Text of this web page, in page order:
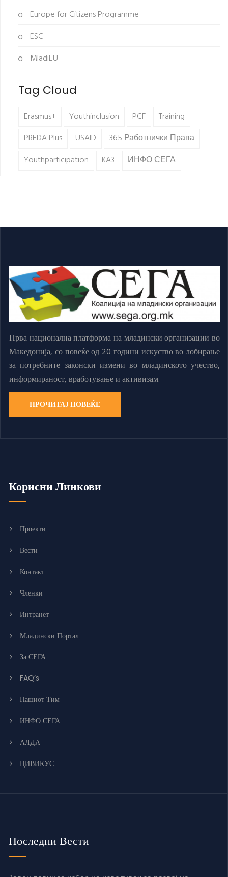
Europe for Citizens Programme
ESC
MladiEU
Tag Cloud
Erasmus+ Youthinclusion PCF
Training
PREDA Plus
USAID
365 Работнички Права
Youthparticipation
KA3 ИНФО СЕГА
Прва национална платформа на младински организации во
Македонија, со повеќе од 20 години искуство во лобирање
за потребните законски измени во младинското учество,
информираност, вработување и активизам.
ПРОЧИТАЈ ПОВЕЌЕ
Корисни Линкови
Проекти
Вести
Контакт
Членки
Интранет
Младински Портал
За СЕГА
FAQ’s
Нашиот Тим
ИНФО СЕГА
АЛДА
ЦИВИКУС
Последни Вести